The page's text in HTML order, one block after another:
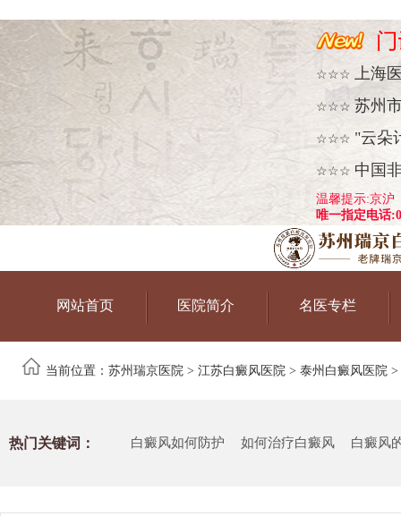
☆☆☆ 上海
☆☆☆ 苏州
☆☆☆ "云朵
☆☆☆ 中国
温馨提示:京沪
唯一指定电话
网站首页 医院简介 名医专栏
当前位置： 苏州瑞京医院 > 江苏白癜风医院 > 泰州白癜风医院 >
热门关键词： 白癜风如何防护 如何治疗白癜风 白癜风